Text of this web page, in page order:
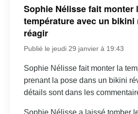
Sophie Nélisse fait monter
température avec un
réagir
Publié le jeudi 29 janvier à 19:43
Sophie Nélisse fait monter la
prenant la pose dans un bikini
détails sont dans les